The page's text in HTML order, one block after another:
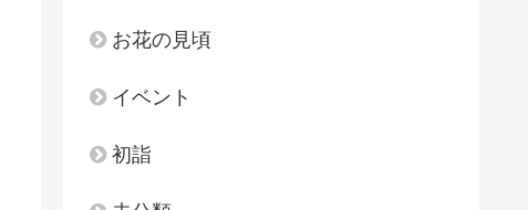
お花の見頃
イベント
初詣